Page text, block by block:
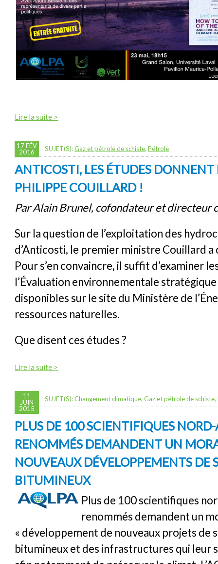
Lire la suite >
17 FÉV
2016
SUJET(S):Gaz et pétrole de schiste, Pétrole
ANTICOSTI, LES ÉTUDES DONNENT
PHILIPPE COUILLARD !
Par Alain Brunel, cofondateur et directeur
Sur la question de l’exploitation des
d’Anticosti, le premier ministre Couillard
Pour s’en convaincre, il suffit d’examiner
l’Évaluation environnementale
disponibles sur le site du Ministère de
ressources naturelles.
Que disent ces études ?
Lire la suite >
11
JUIN
2015
SUJET(S):Changement climatique, Gaz et pétrole de schiste,
PLUS DE 100 SCIENTIFIQUES
RENOMMÉS DEMANDENT UN
NOUVEAUX DÉVELOPPEMENTS DE
BITUMINEUX
Plus de 100 scientifiques
renommés demandent un
« développement de nouveaux projets de
bitumineux et des infrastructures qui leur